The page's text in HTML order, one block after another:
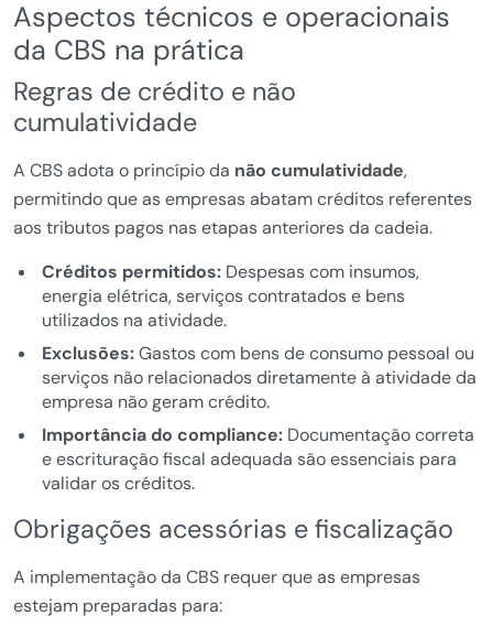
Aspectos técnicos e operacionais
da CBS na prática
Regras de crédito e não
cumulatividade
A CBS adota o princípio da não cumulatividade,
permitindo que as empresas abatam créditos referentes
aos tributos pagos nas etapas anteriores da cadeia.
Créditos permitidos:Despesas com insumos,
energia elétrica, serviços contratados e bens
utilizados na atividade.
Exclusões:Gastos com bens de consumo pessoal ou
serviços não relacionados diretamente à atividade da
empresa não geram crédito.
Importância do compliance:Documentação correta
e escrituração fiscal adequada são essenciais para
validar os créditos.
Obrigações acessórias e fiscalização
A implementação da CBS requer que as empresas
estejam preparadas para: